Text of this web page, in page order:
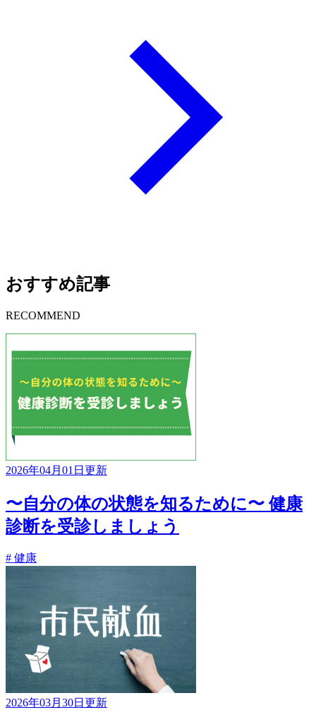
おすすめ記事
RECOMMEND
2026年04月01日更新
〜自分の体の状態を知るために〜 健康
診断を受診しましょう
# 健康
2026年03月30日更新